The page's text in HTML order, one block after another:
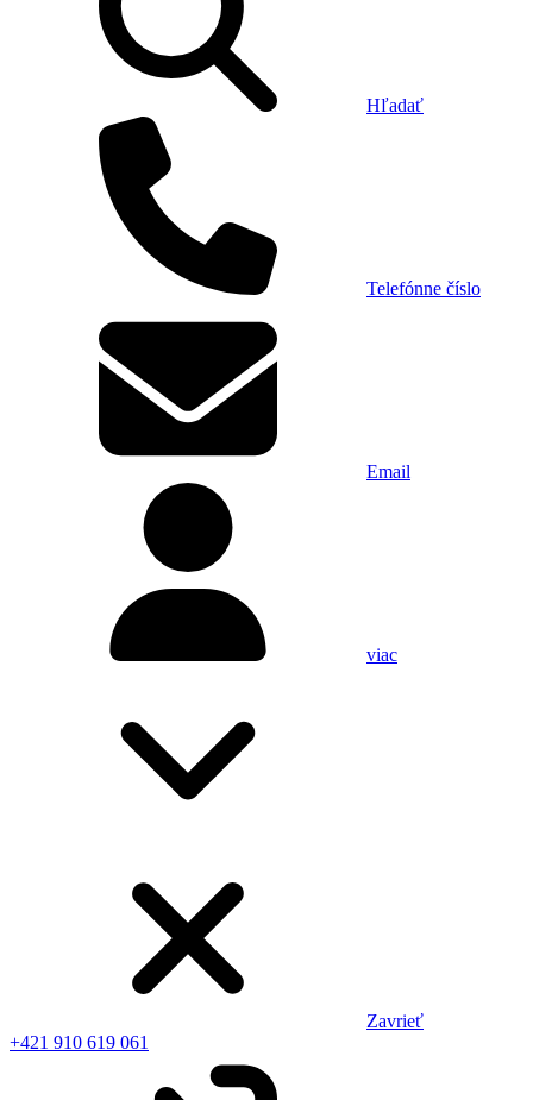
Hľadať
Telefónne číslo
Email
viac
Zavrieť
+421 910 619 061